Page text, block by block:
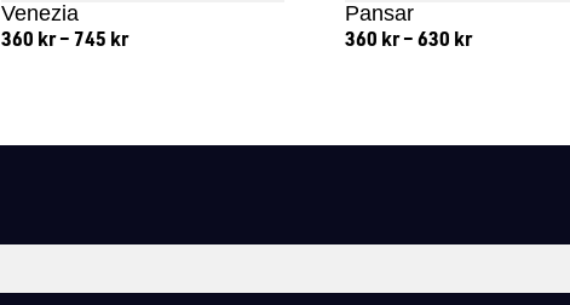
Venezia
360 kr –745 kr
Pansar
360 kr –630 kr